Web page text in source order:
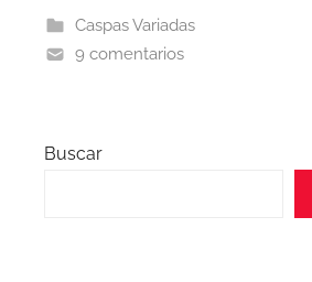
Caspas Variadas
9 comentarios
Buscar